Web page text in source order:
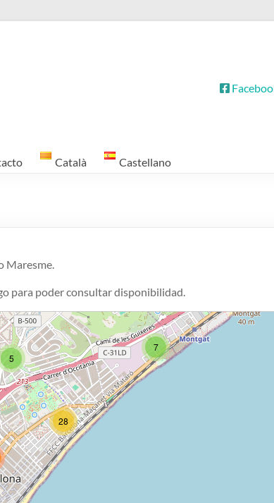
Català Castellano
Maresme.
para poder consultar disponibilidad.
28
5
5
7